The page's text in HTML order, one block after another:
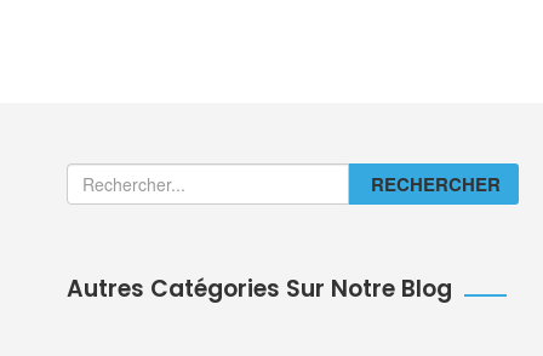
RECHERCHER
Autres Catégories Sur Notre Blog